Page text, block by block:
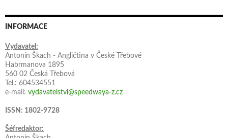
INFORMACE
Vydavatel:
Antonín Škach - Angličtina v České Třebové
Habrmanova 1895
560 02 Česká Třebová
Tel.: 604534551
e-mail: vydavatelstvi@speedwaya-z.cz
ISSN: 1802-9728
Šéfredaktor: